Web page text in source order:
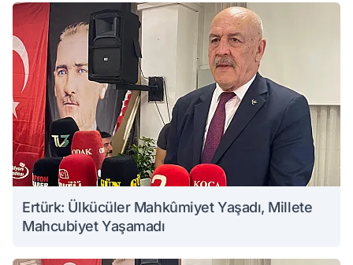
Ertürk: Ülkücüler Mahkûmiyet Yaşadı, Millete
Mahcubiyet Yaşamadı